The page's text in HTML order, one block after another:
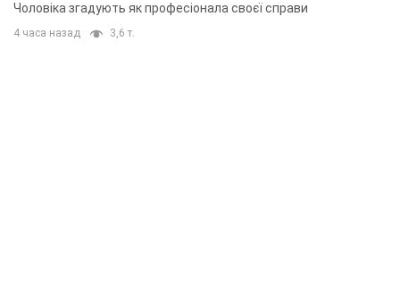
Чоловіка згадують як професіонала своєї справи
4 часа назад 3,6 т.